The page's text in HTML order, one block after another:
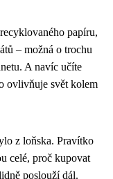
papíru,
– možná o trochu
A navíc učíte
ovlivňuje svět kolem
z loňska. Pravítko
celé, proč kupovat
poslouží dál.